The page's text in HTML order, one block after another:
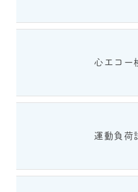
心エコー
運動負荷